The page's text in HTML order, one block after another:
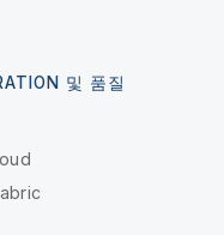
및 품질